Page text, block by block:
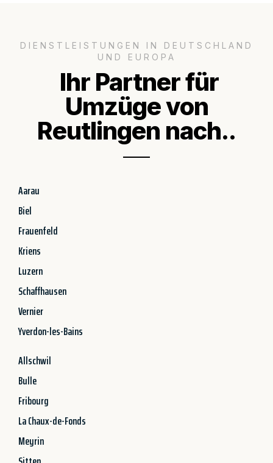
DIENSTLEISTUNGEN IN DEUTSCHLAND
UND EUROPA
Ihr Partner für
Umzüge von
Reutlingen nach..
Aarau
Biel
Frauenfeld
Kriens
Luzern
Schaffhausen
Vernier
Yverdon-les-Bains
Allschwil
Bulle
Fribourg
La Chaux-de-Fonds
Meyrin